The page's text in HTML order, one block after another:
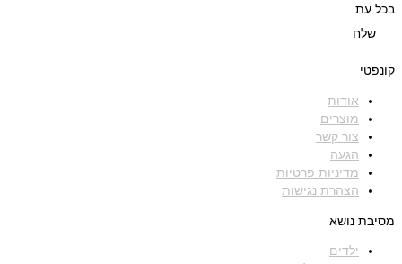
בכל עת
שלח
קונפטי
אודות
מוצרים
צור קשר
הגעה
מדיניות פרטיות
הצהרת נגישות
מסיבת נושא
ילדים